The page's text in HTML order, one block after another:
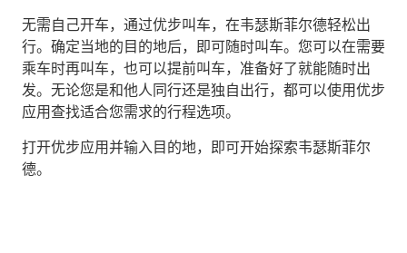
无需自己开车，通过优步叫车，在韦瑟斯菲尔德轻松出
行。确定当地的目的地后，即可随时叫车。您可以在需要
乘车时再叫车，也可以提前叫车，准备好了就能随时出
发。无论您是和他人同行还是独自出行，都可以使用优步
应用查找适合您需求的行程选项。
打开优步应用并输入目的地，即可开始探索韦瑟斯菲尔
德。